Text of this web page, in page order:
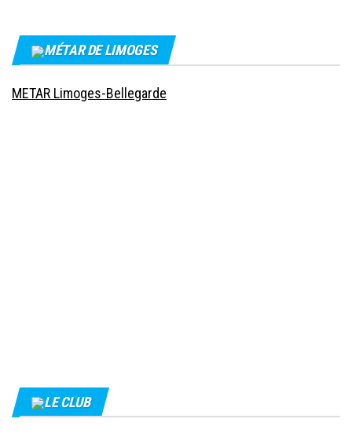
MÉTAR DE LIMOGES
METAR Limoges-Bellegarde
LE CLUB